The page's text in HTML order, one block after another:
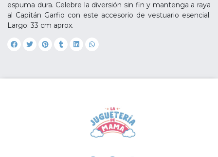
espuma dura. Celebre la diversión sin fin y mantenga a raya
al Capitán Garfio con este accesorio de vestuario esencial.
Largo: 33 cm aprox.